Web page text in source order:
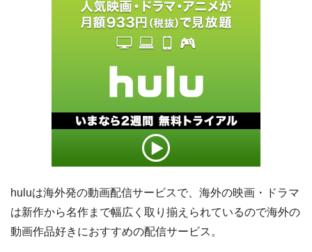
huluは海外発の動画配信サービスで、海外の映画・ドラマ
は新作から名作まで幅広く取り揃えられているので海外の
動画作品好きにおすすめの配信サービス。